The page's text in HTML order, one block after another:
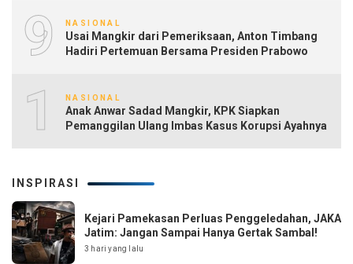
9 NASIONAL
Usai Mangkir dari Pemeriksaan, Anton Timbang
Hadiri Pertemuan Bersama Presiden Prabowo
10NASIONAL
Anak Anwar Sadad Mangkir, KPK Siapkan
Pemanggilan Ulang Imbas Kasus Korupsi Ayahnya
INSPIRASI
Kejari Pamekasan Perluas Penggeledahan, JAKA
Jatim: Jangan Sampai Hanya Gertak Sambal!
3 hari yang lalu